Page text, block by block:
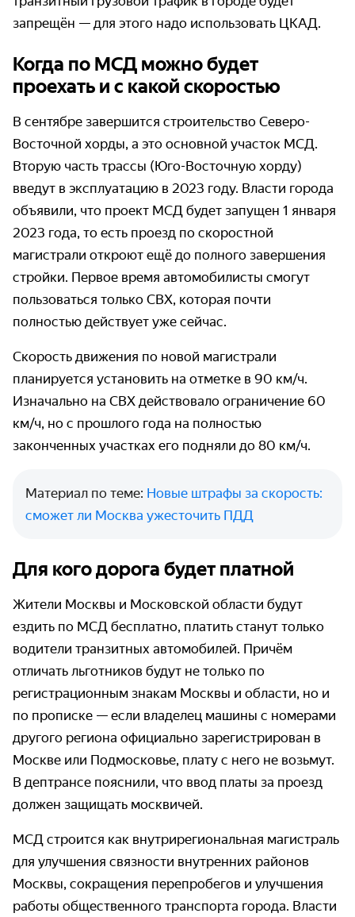
запрещён — для этого надо использовать ЦКАД.
Когда по МСД можно будет
проехать и с какой скоростью
В сентябре завершится строительство Северо-
Восточной хорды, а это основной участок МСД.
Вторую часть трассы (Юго-Восточную хорду)
введут в эксплуатацию в 2023 году. Власти города
объявили, что проект МСД будет запущен 1 января
2023 года, то есть проезд по скоростной
магистрали откроют ещё до полного завершения
стройки. Первое время автомобилисты смогут
пользоваться только СВХ, которая почти
полностью действует уже сейчас.
Скорость движения по новой магистрали
планируется установить на отметке в 90 км/ч.
Изначально на СВХ действовало ограничение 60
км/ч, но с прошлого года на полностью
законченных участках его подняли до 80 км/ч.
Материал по теме: Новые штрафы за скорость:
сможет ли Москва ужесточить ПДД
Для кого дорога будет платной
Жители Москвы и Московской области будут
ездить по МСД бесплатно, платить станут только
водители транзитных автомобилей. Причём
отличать льготников будут не только по
регистрационным знакам Москвы и области, но и
по прописке — если владелец машины с номерами
другого региона официально зарегистрирован в
Москве или Подмосковье, плату с него не возьмут.
В дептрансе пояснили, что ввод платы за проезд
должен защищать москвичей.
МСД строится как внутрирегиональная магистраль
для улучшения связности внутренних районов
Москвы, сокращения перепробегов и улучшения
работы общественного транспорта города. Власти